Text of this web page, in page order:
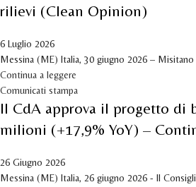
rilievi (Clean Opinion)
6 Luglio 2026
Messina (ME) Italia, 30 giugno 2026 –
Continua a leggere
Comunicati stampa
Il CdA approva il progetto di
milioni (+17,9% YoY) –
26 Giugno 2026
Messina (ME) Italia, 26 giugno 2026 - Il